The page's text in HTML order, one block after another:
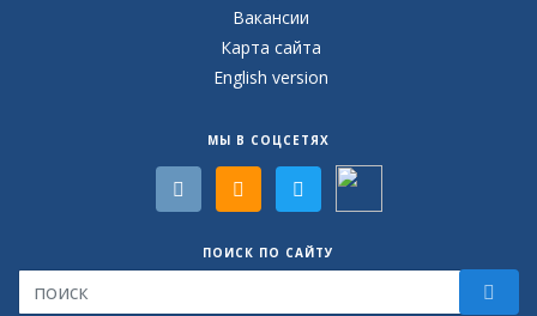
Вакансии
Карта сайта
English version
МЫ В СОЦСЕТЯХ
ПОИСК ПО САЙТУ